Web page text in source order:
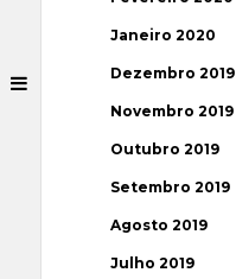
Janeiro 2020
Dezembro 2019
Novembro 2019
Outubro 2019
Setembro 2019
Agosto 2019
Julho 2019